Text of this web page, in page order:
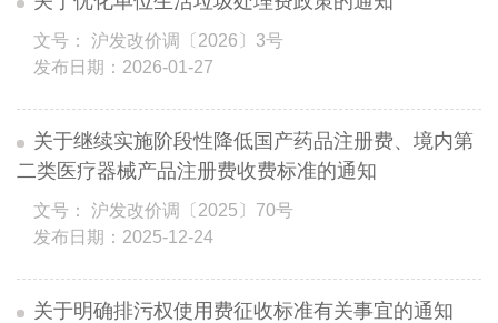
文号： 沪发改价调〔2026〕3号
发布日期：2026-01-27
关于继续实施阶段性降低国产药品注册费、境内第
二类医疗器械产品注册费收费标准的通知
文号： 沪发改价调〔2025〕70号
发布日期：2025-12-24
关于明确排污权使用费征收标准有关事宜的通知